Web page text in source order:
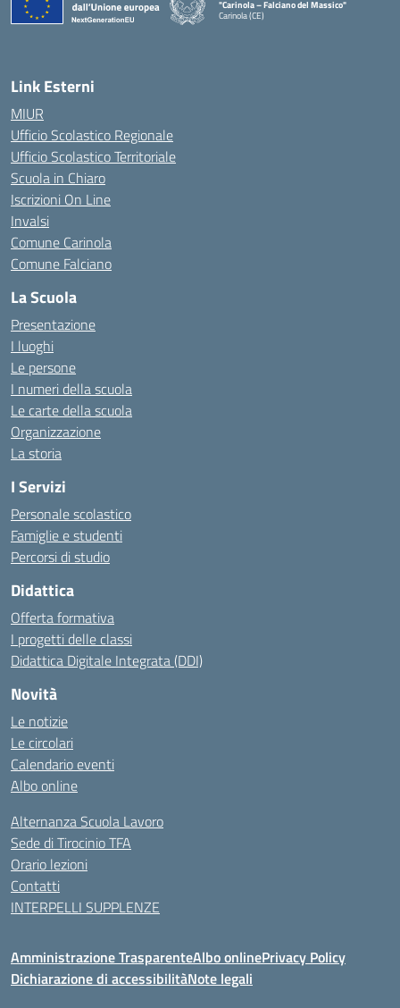
"Carinola – Falciano del Massico"
Carinola (CE)
Link Esterni
MIUR
Ufficio Scolastico Regionale
Ufficio Scolastico Territoriale
Scuola in Chiaro
Iscrizioni On Line
Invalsi
Comune Carinola
Comune Falciano
La Scuola
Presentazione
I luoghi
Le persone
I numeri della scuola
Le carte della scuola
Organizzazione
La storia
I Servizi
Personale scolastico
Famiglie e studenti
Percorsi di studio
Didattica
Offerta formativa
I progetti delle classi
Didattica Digitale Integrata (DDI)
Novità
Le notizie
Le circolari
Calendario eventi
Albo online
Alternanza Scuola Lavoro
Sede di Tirocinio TFA
Orario lezioni
Contatti
INTERPELLI SUPPLENZE
Amministrazione TrasparenteAlbo onlinePrivacy Policy
Dichiarazione di accessibilitàNote legali